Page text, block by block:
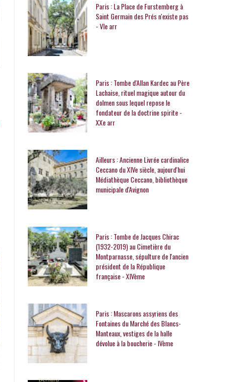
Paris : La Place de Furstemberg à
Saint Germain des Prés n'existe pas
- VIe arr
Paris : Tombe d'Allan Kardec au Père
Lachaise, rituel magique autour du
dolmen sous lequel repose le
fondateur de la doctrine spirite -
XXe arr
Ailleurs : Ancienne Livrée cardinalice
Ceccano du XIVe siècle, aujourd'hui
Médiathèque Ceccano, bibliothèque
municipale d'Avignon
Paris : Tombe de Jacques Chirac
(1932-2019) au Cimetière du
Montparnasse, sépulture de l'ancien
président de la République
française - XIVème
Paris : Mascarons assyriens des
Fontaines du Marché des Blancs-
Manteaux, vestiges de la halle
dévolue à la boucherie - IVème